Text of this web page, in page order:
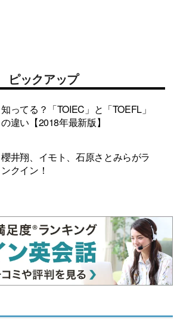
ピックアップ
知ってる？「TOIEC」と「TOEFL」
の違い【2018年最新版】
櫻井翔、イモト、石原さとみらがラ
ンクイン！